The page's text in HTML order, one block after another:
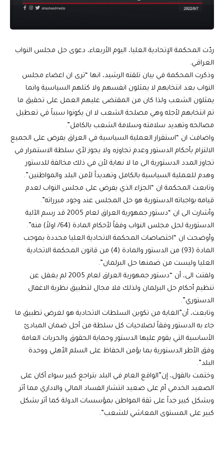
ردّت المحكمة الإتحادية العليا، اليوم الأربعاء، دعوى حل مجلس النواب
العراقي.
وذكرت المحكمة في بيان تلقته الرشيد، انها “ترى ان اعضاء مجلس
النواب بعد انتخابهم لا يمثلون انفسهم ولا كتلهم السياسية وانما
يمثلون الشعب ولذا كان من المقتضى عليهم العمل على تحقيق ما
تم انتخابهم لأجله وهي مصلحة الشعب لا ان يكونوا سبباً في تعطيل
مصالحه وتهديد سلامته وسلامة الشعب بالكامل”.
واضافت ان “استقرار العملية السياسية في العراق يفرض على الجميع
الالتزام بأحكام الدستور وعدم تجاوزه ولا يجوز لأي سلطة الاستمرار في
تجاوز المدد الدستورية الى ما لا نهاية لأن في ذلك مخالفة للدستور
وهدم للعملية السياسية بالكامل وتهديداً لأمن البلد والمواطنين”.
وتابعت المحكمة ان “الجزاء الذي يفرض على مجلس النواب لعدم
قيامه بواجباته الدستورية هو حل المجلس عند وجود مبرراته”.
وأشارت الى ان “دستور جمهورية العراق لعام 2005 قد رسم الآلية
الدستورية لحل مجلس النواب وفقاً لأحكام المادة (64/ اولاً) منه”.
وأوضحت ان “اختصاصات المحكمة الاتحادية العليا محددة بموجب
المادة (93) من الدستور والمادة (4) من قانون المحكمة الاتحادية
العليا وليست من ضمنها حل البرلمان”.
ولفتت الى، أن “دستور جمهورية العراق لعام 2005 لم يغفل عن
تنظيم أحكام حل البرلمان ولذلك فلا مجال لتطبيق نظرية الاغفال
الدستوري”.
وتابعت، أن”الغاية من تكوين السلطات الاتحادية هو لغرض تطبيق ما
جاء به الدستور وفقاً لصلاحيات كل سلطة من أجل ضمان المبادئ
الأساسية التي يقوم عليها الدستور وحماية الحقوق والحريات العامة
وفق الأطر الدستورية بما يؤمن الحفاظ على السلم الأهلي ووحدة
البلد”.
وختمت بالقول، إن”الواقع العام في البلد بتراجع كبير سواء أكان على
الصعيد الخدمي أم على صعيد انتشار الفساد المالي والاداري مما أثر
وبشكل كبير جداً على ثقة المواطن بمؤسسات الدولة كما أثر بشكل
كبير على المستوى المعاشي للشعب”.